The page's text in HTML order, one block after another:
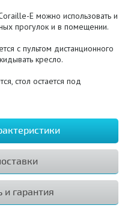
E можно использовать и
прогулок и в помещении.
с пультом дистанционного
кресло.
стол остается под
и гарантия